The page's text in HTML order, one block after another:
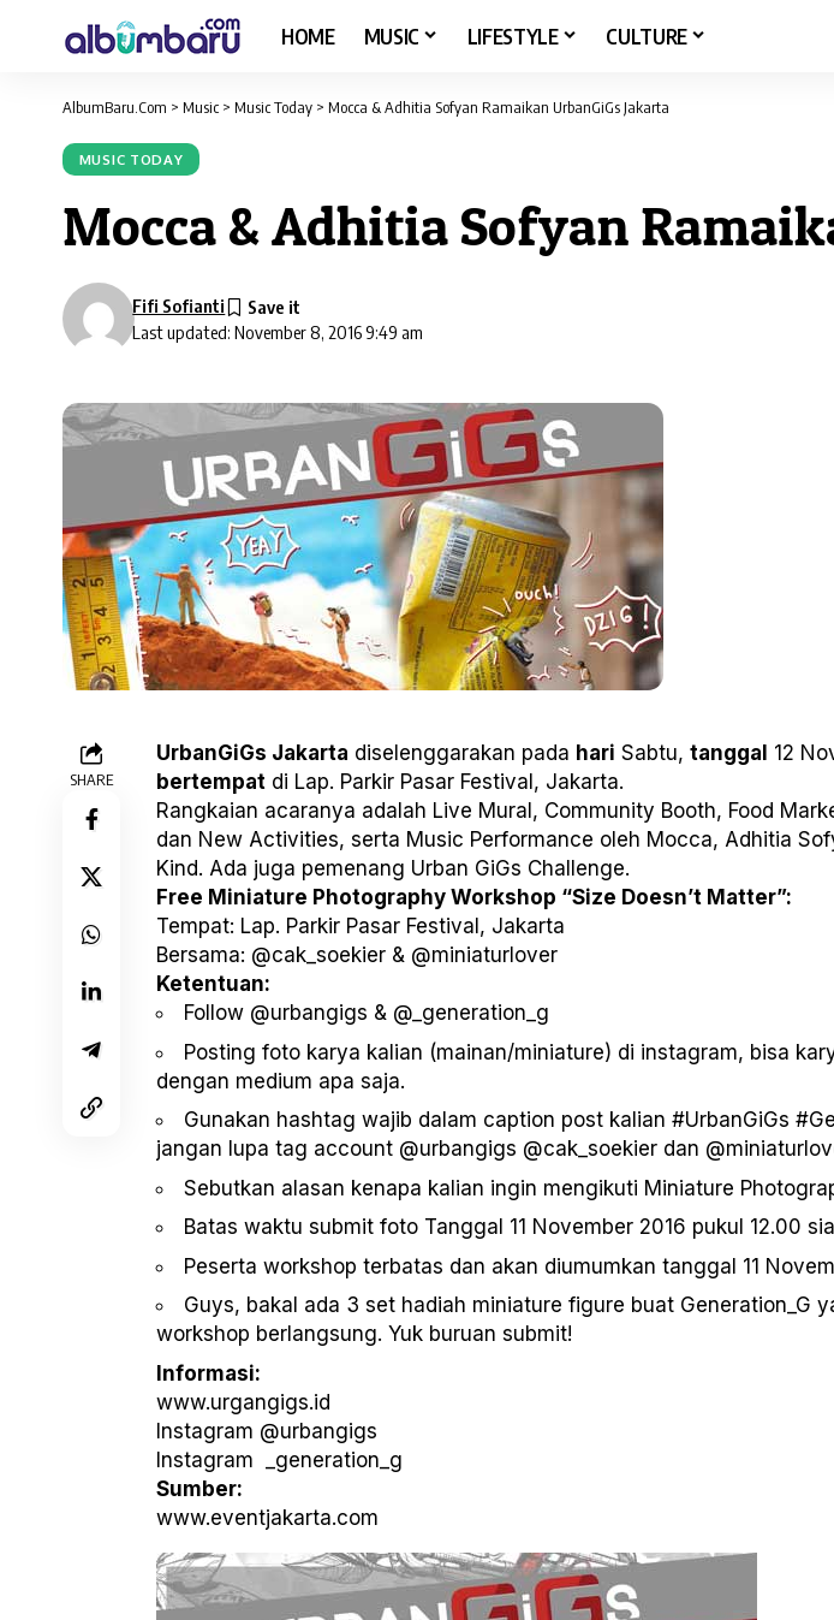
HOME MUSIC LIFESTYLE CULTURE
AlbumBaru.Com > Music > Music Today > Mocca & Adhitia Sofyan Ramaikan UrbanGiGs Jakarta
MUSIC TODAY
Mocca & Adhitia Sofyan
Last updated: November 8, 2016 9:49 am
Fifi Sofianti
SHARE
UrbanGiGs Jakarta diselenggarakan pada hari Sabtu, tanggal 12
bertempat di Lap. Parkir Pasar Festival, Jakarta.
Rangkaian acaranya adalah Live Mural, Community Booth, Food
dan New Activities, serta Music Performance oleh Mocca, Adhitia
Kind. Ada juga pemenang Urban GiGs Challenge.
Free Miniature Photography Workshop “Size Doesn’t Matter”:
Tempat: Lap. Parkir Pasar Festival, Jakarta
Bersama: @cak_soekier & @miniaturlover
Ketentuan:
Follow @urbangigs & @_generation_g
Posting foto karya kalian (mainan/miniature) di instagram, bisa
dengan medium apa saja.
Gunakan hashtag wajib dalam caption post kalian #UrbanGiGs
jangan lupa tag account @urbangigs @cak_soekier dan
Sebutkan alasan kenapa kalian ingin mengikuti Miniature
Batas waktu submit foto Tanggal 11 November 2016 pukul 12.00
Peserta workshop terbatas dan akan diumumkan tanggal 11
Guys, bakal ada 3 set hadiah miniature figure buat Generation_G
workshop berlangsung. Yuk buruan submit!
Informasi:
www.urgangigs.id
Instagram @urbangigs
Instagram _generation_g
Sumber:
www.eventjakarta.com